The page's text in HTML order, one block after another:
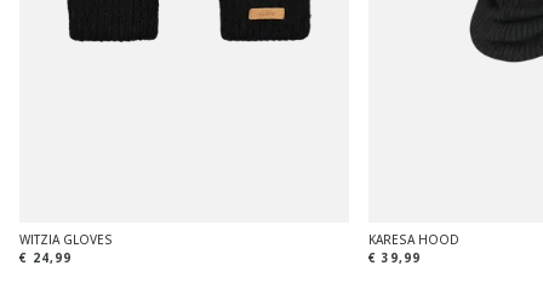
WITZIA GLOVES
€ 24,99
KARESA HOOD
€ 39,99